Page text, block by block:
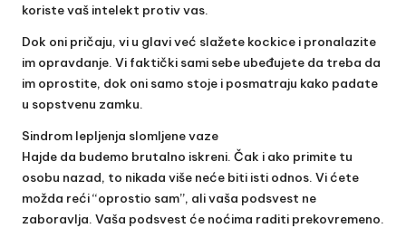
koriste vaš intelekt protiv vas.
Dok oni pričaju, vi u glavi već slažete kockice i pronalazite
im opravdanje. Vi faktički sami sebe ubeđujete da treba da
im oprostite, dok oni samo stoje i posmatraju kako padate
u sopstvenu zamku.
Sindrom lepljenja slomljene vaze
Hajde da budemo brutalno iskreni. Čak i ako primite tu
osobu nazad, to nikada više neće biti isti odnos. Vi ćete
možda reći “oprostio sam”, ali vaša podsvest ne
zaboravlja. Vaša podsvest će noćima raditi prekovremeno.